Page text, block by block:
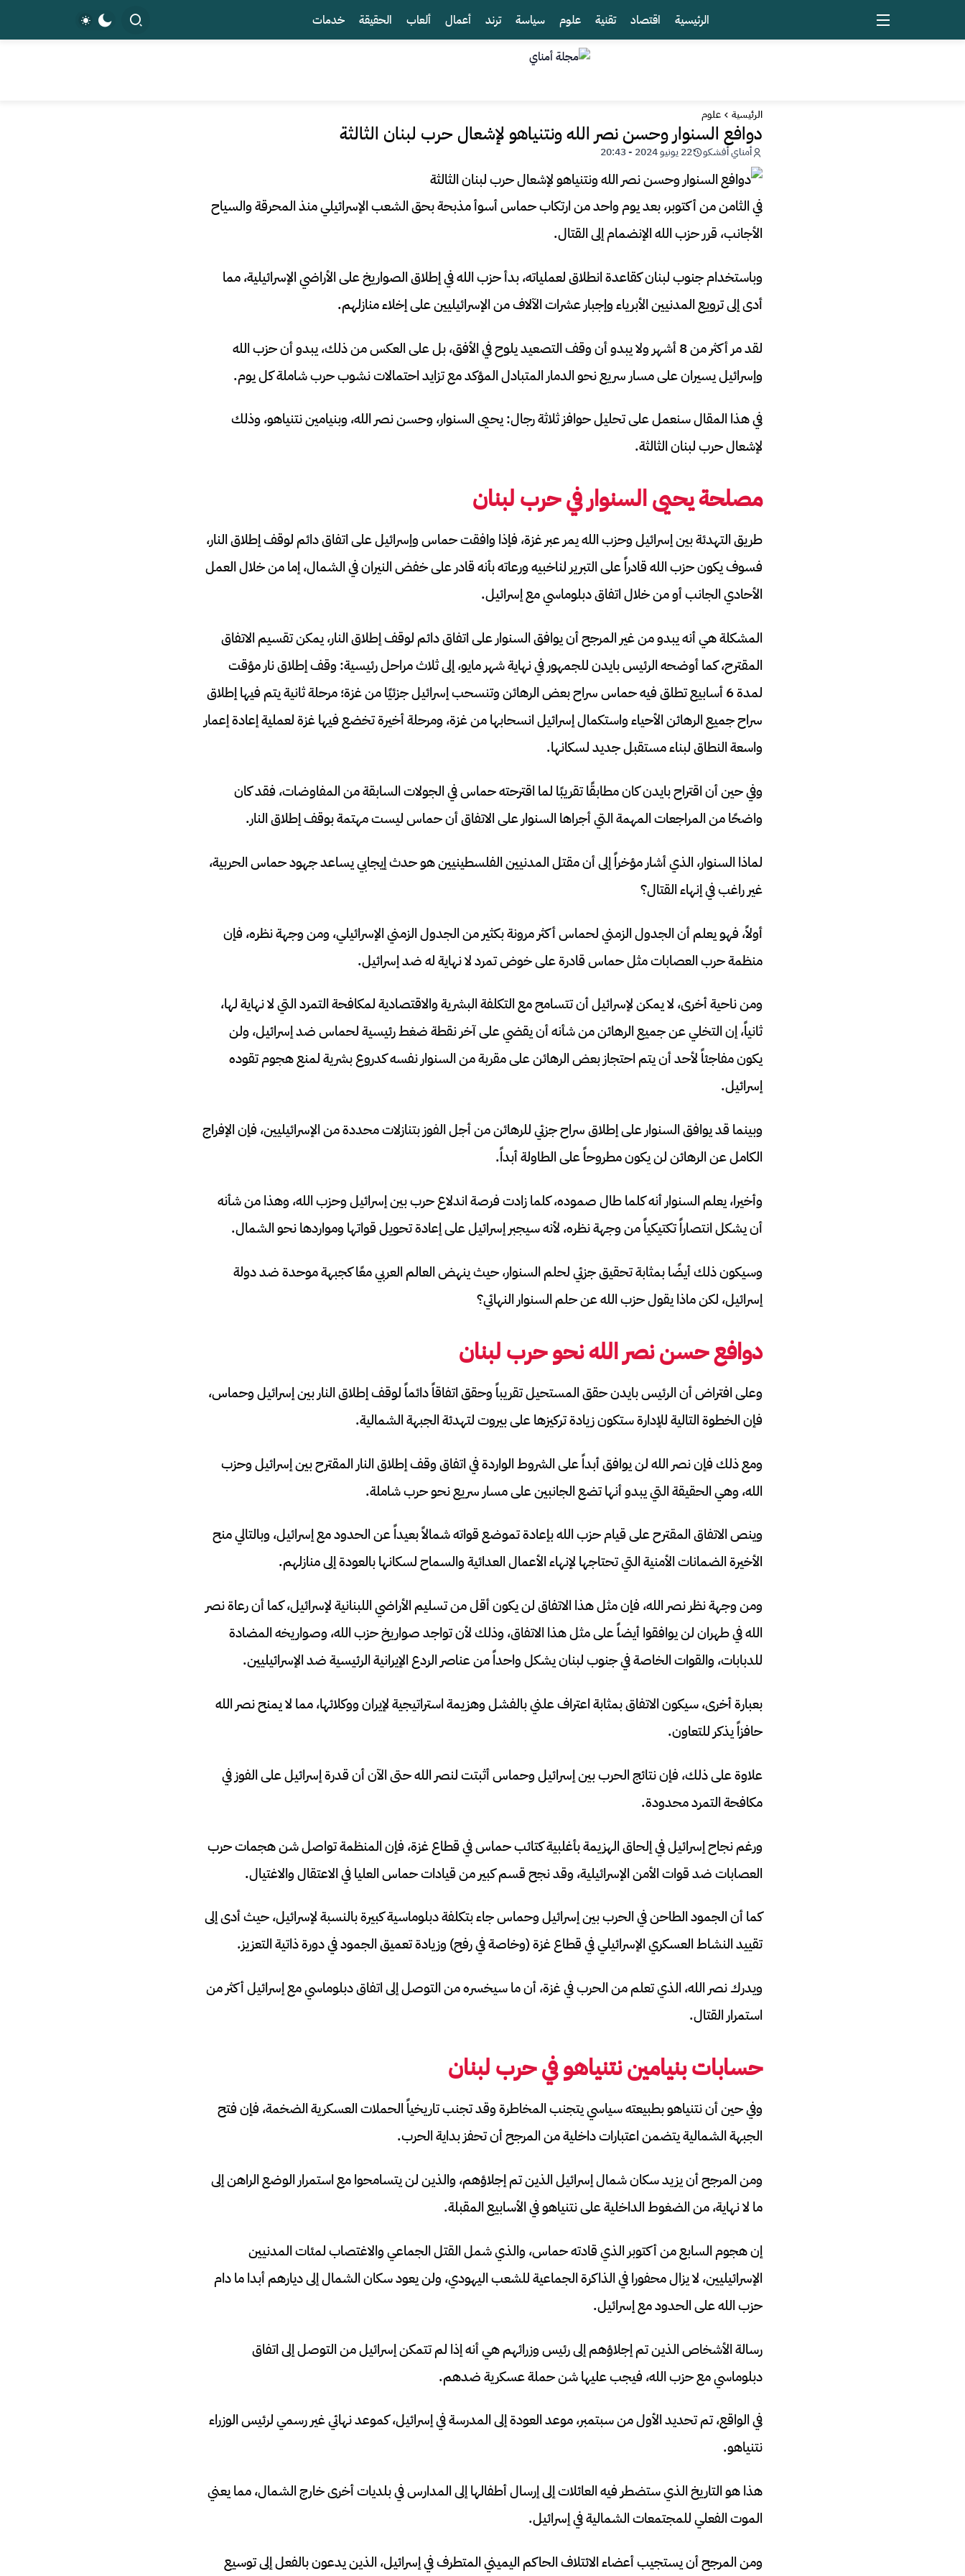
الرئيسية اقتصاد تقنية علوم سياسة ترند أعمال ألعاب الحقيقة خدمات
الرئيسية علوم
دوافع السنوار وحسن نصر الله ونتنياهو لإشعال حرب لبنان الثالثة
أمناي أفشكو 22 يونيو 2024 - 20:43
في الثامن من أكتوبر، بعد يوم واحد من ارتكاب حماس أسوأ مذبحة بحق الشعب الإسرائيلي منذ المحرقة والسياح
الأجانب، قرر حزب الله الإنضمام إلى القتال.
وباستخدام جنوب لبنان كقاعدة انطلاق لعملياته، بدأ حزب الله في إطلاق الصواريخ على الأراضي الإسرائيلية، مما
أدى إلى ترويع المدنيين الأبرياء وإجبار عشرات الآلاف من الإسرائيليين على إخلاء منازلهم.
لقد مر أكثر من 8 أشهر ولا يبدو أن وقف التصعيد يلوح في الأفق، بل على العكس من ذلك، يبدو أن حزب الله
وإسرائيل يسيران على مسار سريع نحو الدمار المتبادل المؤكد مع تزايد احتمالات نشوب حرب شاملة كل يوم.
في هذا المقال سنعمل على تحليل حوافز ثلاثة رجال: يحيى السنوار، وحسن نصر الله، وبنيامين نتنياهو، وذلك
لإشعال حرب لبنان الثالثة.
مصلحة يحيى السنوار في حرب لبنان
طريق التهدئة بين إسرائيل وحزب الله يمر عبر غزة، فإذا وافقت حماس وإسرائيل على اتفاق دائم لوقف إطلاق النار،
فسوف يكون حزب الله قادراً على التبرير لناخبيه ورعاته بأنه قادر على خفض النيران في الشمال، إما من خلال العمل
الأحادي الجانب أو من خلال اتفاق دبلوماسي مع إسرائيل.
المشكلة هي أنه يبدو من غير المرجح أن يوافق السنوار على اتفاق دائم لوقف إطلاق النار، يمكن تقسيم الاتفاق
المقترح، كما أوضحه الرئيس بايدن للجمهور في نهاية شهر مايو، إلى ثلاث مراحل رئيسية: وقف إطلاق نار مؤقت
لمدة 6 أسابيع تطلق فيه حماس سراح بعض الرهائن وتنسحب إسرائيل جزئيًا من غزة؛ مرحلة ثانية يتم فيها إطلاق
سراح جميع الرهائن الأحياء واستكمال إسرائيل انسحابها من غزة، ومرحلة أخيرة تخضع فيها غزة لعملية إعادة إعمار
واسعة النطاق لبناء مستقبل جديد لسكانها.
وفي حين أن اقتراح بايدن كان مطابقًا تقريبًا لما اقترحته حماس في الجولات السابقة من المفاوضات، فقد كان
واضحًا من المراجعات المهمة التي أجراها السنوار على الاتفاق أن حماس ليست مهتمة بوقف إطلاق النار.
لماذا السنوار، الذي أشار مؤخراً إلى أن مقتل المدنيين الفلسطينيين هو حدث إيجابي يساعد جهود حماس الحربية،
غير راغب في إنهاء القتال؟
أولاً، فهو يعلم أن الجدول الزمني لحماس أكثر مرونة بكثير من الجدول الزمني الإسرائيلي، ومن وجهة نظره، فإن
منظمة حرب العصابات مثل حماس قادرة على خوض تمرد لا نهاية له ضد إسرائيل.
ومن ناحية أخرى، لا يمكن لإسرائيل أن تتسامح مع التكلفة البشرية والاقتصادية لمكافحة التمرد التي لا نهاية لها،
ثانياً، إن التخلي عن جميع الرهائن من شأنه أن يقضي على آخر نقطة ضغط رئيسية لحماس ضد إسرائيل، ولن
يكون مفاجئاً لأحد أن يتم احتجاز بعض الرهائن على مقربة من السنوار نفسه كدروع بشرية لمنع هجوم تقوده
إسرائيل.
وبينما قد يوافق السنوار على إطلاق سراح جزئي للرهائن من أجل الفوز بتنازلات محددة من الإسرائيليين، فإن الإفراج
الكامل عن الرهائن لن يكون مطروحاً على الطاولة أبداً.
وأخيرا، يعلم السنوار أنه كلما طال صموده، كلما زادت فرصة اندلاع حرب بين إسرائيل وحزب الله، وهذا من شأنه
أن يشكل انتصاراً تكتيكياً من وجهة نظره، لأنه سيجبر إسرائيل على إعادة تحويل قواتها ومواردها نحو الشمال.
وسيكون ذلك أيضًا بمثابة تحقيق جزئي لحلم السنوار، حيث ينهض العالم العربي معًا كجبهة موحدة ضد دولة
إسرائيل، لكن ماذا يقول حزب الله عن حلم السنوار النهائي؟
دوافع حسن نصر اللهنحو حرب لبنان
وعلى افتراض أن الرئيس بايدن حقق المستحيل تقريباً وحقق اتفاقاً دائماً لوقف إطلاق النار بين إسرائيل وحماس،
فإن الخطوة التالية للإدارة ستكون زيادة تركيزها على بيروت لتهدئة الجبهة الشمالية.
ومع ذلك فإن نصر الله لن يوافق أبداً على الشروط الواردة في اتفاق وقف إطلاق النار المقترح بين إسرائيل وحزب
الله، وهي الحقيقة التي يبدو أنها تضع الجانبين على مسار سريع نحو حرب شاملة.
وينص الاتفاق المقترح على قيام حزب الله بإعادة تموضع قواته شمالاً بعيداً عن الحدود مع إسرائيل، وبالتالي منح
الأخيرة الضمانات الأمنية التي تحتاجها لإنهاء الأعمال العدائية والسماح لسكانها بالعودة إلى منازلهم.
ومن وجهة نظر نصر الله، فإن مثل هذا الاتفاق لن يكون أقل من تسليم الأراضي اللبنانية لإسرائيل، كما أن رعاة نصر
الله في طهران لن يوافقوا أيضاً على مثل هذا الاتفاق، وذلك لأن تواجد صواريخ حزب الله، وصواريخه المضادة
للدبابات، والقوات الخاصة في جنوب لبنان يشكل واحداً من عناصر الردع الإيرانية الرئيسية ضد الإسرائيليين.
بعبارة أخرى، سيكون الاتفاق بمثابة اعتراف علني بالفشل وهزيمة استراتيجية لإيران ووكلائها، مما لا يمنح نصر الله
حافزاً يذكر للتعاون.
علاوة على ذلك، فإن نتائج الحرب بين إسرائيل وحماس أثبتت لنصر الله حتى الآن أن قدرة إسرائيل على الفوز في
مكافحة التمرد محدودة.
ورغم نجاح إسرائيل في إلحاق الهزيمة بأغلبية كتائب حماس في قطاع غزة، فإن المنظمة تواصل شن هجمات حرب
العصابات ضد قوات الأمن الإسرائيلية، وقد نجح قسم كبير من قيادات حماس العليا في الاعتقال والاغتيال.
كما أن الجمود الطاحن في الحرب بين إسرائيل وحماس جاء بتكلفة دبلوماسية كبيرة بالنسبة لإسرائيل، حيث أدى إلى
تقييد النشاط العسكري الإسرائيلي في قطاع غزة (وخاصة في رفح) وزيادة تعميق الجمود في دورة ذاتية التعزيز.
ويدرك نصر الله، الذي تعلم من الحرب في غزة، أن ما سيخسره من التوصل إلى اتفاق دبلوماسي مع إسرائيل أكثر من
استمرار القتال.
حسابات بنيامين نتنياهو في حرب لبنان
وفي حين أن نتنياهو بطبيعته سياسي يتجنب المخاطرة وقد تجنب تاريخياً الحملات العسكرية الضخمة، فإن فتح
الجبهة الشمالية يتضمن اعتبارات داخلية من المرجح أن تحفز بداية الحرب.
ومن المرجح أن يزيد سكان شمال إسرائيل الذين تم إجلاؤهم، والذين لن يتسامحوا مع استمرار الوضع الراهن إلى
ما لا نهاية، من الضغوط الداخلية على نتنياهو في الأسابيع المقبلة.
إن هجوم السابع من أكتوبر الذي قادته حماس، والذي شمل القتل الجماعي والاغتصاب لمئات المدنيين
الإسرائيليين، لا يزال محفورا في الذاكرة الجماعية للشعب اليهودي، ولن يعود سكان الشمال إلى ديارهم أبدا ما دام
حزب الله على الحدود مع إسرائيل.
رسالة الأشخاص الذين تم إجلاؤهم إلى رئيس وزرائهم هي أنه إذا لم تتمكن إسرائيل من التوصل إلى اتفاق
دبلوماسي مع حزب الله، فيجب عليها شن حملة عسكرية ضدهم.
في الواقع، تم تحديد الأول من سبتمبر، موعد العودة إلى المدرسة في إسرائيل، كموعد نهائي غير رسمي لرئيس الوزراء
نتنياهو.
هذا هو التاريخ الذي ستضطر فيه العائلات إلى إرسال أطفالها إلى المدارس في بلديات أخرى خارج الشمال، مما يعني
الموت الفعلي للمجتمعات الشمالية في إسرائيل.
ومن المرجح أن يستجيب أعضاء الائتلاف الحاكم اليميني المتطرف في إسرائيل، الذين يدعون بالفعل إلى توسيع